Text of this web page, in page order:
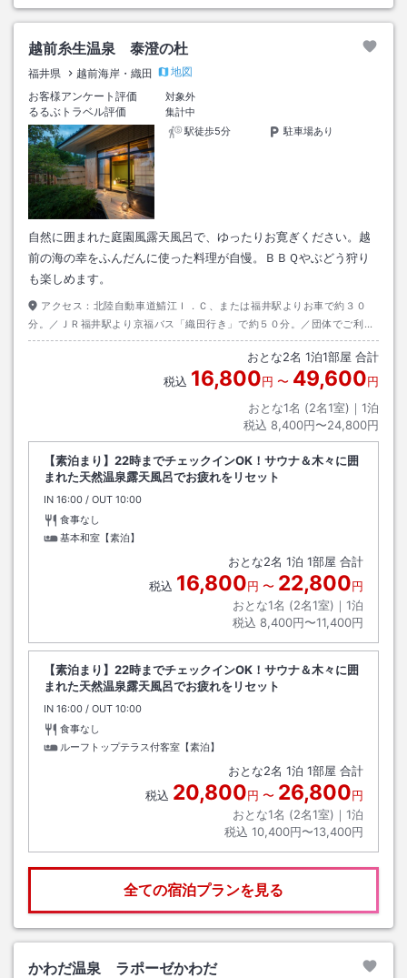
越前糸生温泉 泰澄の杜
福井県 越前海岸・織田
地図
お客様アンケート評価
対象外
るるぶトラベル評価
集計中
駅徒歩5分
駐車場あり
自然に囲まれた庭園風露天風呂で、ゆったりお寛ぎください。越
前の海の幸をふんだんに使った料理が自慢。ＢＢＱやぶどう狩り
も楽しめます。
アクセス： 北陸自動車道鯖江Ｉ．Ｃ、または福井駅よりお車で約３０
分。／ＪＲ福井駅より京福バス「織田行き」で約５０分。／団体でご利用
に場合、送迎させていただきます。詳しくはお電話にてお問い合わせくだ
おとな2名 1泊1部屋 合計
税込 16,800円 〜 49,600円
おとな1名 (2名1室)｜ 1泊
税込 8,400円〜24,800円
【素泊まり】22時までチェックインOK！サウナ＆木々に囲
まれた天然温泉露天風呂でお疲れをリセット
IN チェックイン
16:00 / OUT チェックアウト
10:00
食事なし
基本和室【素泊】
おとな2名 1泊 1部屋 合計
税込 16,800円 〜 22,800円
おとな1名 (2名1室)｜ 1泊
税込 8,400円〜11,400円
【素泊まり】22時までチェックインOK！サウナ＆木々に囲
まれた天然温泉露天風呂でお疲れをリセット
IN チェックイン
16:00 / OUT チェックアウト
10:00
食事なし
ルーフトップテラス付客室【素泊】
おとな2名 1泊 1部屋 合計
税込 20,800円 〜 26,800円
おとな1名 (2名1室)｜ 1泊
税込 10,400円〜13,400円
全ての宿泊プランを見る
かわだ温泉 ラポーゼかわだ